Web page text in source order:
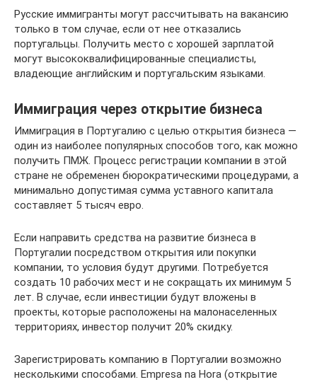
Русские иммигранты могут рассчитывать на вакансию
только в том случае, если от нее отказались
португальцы. Получить место с хорошей зарплатой
могут высококвалифицированные специалисты,
владеющие английским и португальским языками.
Иммиграция через открытие бизнеса
Иммиграция в Португалию с целью открытия бизнеса —
один из наиболее популярных способов того, как можно
получить ПМЖ. Процесс регистрации компании в этой
стране не обременен бюрократическими процедурами, а
минимально допустимая сумма уставного капитала
составляет 5 тысяч евро.
Если направить средства на развитие бизнеса в
Португалии посредством открытия или покупки
компании, то условия будут другими. Потребуется
создать 10 рабочих мест и не сокращать их минимум 5
лет. В случае, если инвестиции будут вложены в
проекты, которые расположены на малонаселенных
территориях, инвестор получит 20% скидку.
Зарегистрировать компанию в Португалии возможно
несколькими способами. Empresa na Hora (открытие